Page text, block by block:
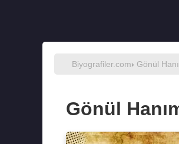
Biyografiler.com› Gönül
Gönül